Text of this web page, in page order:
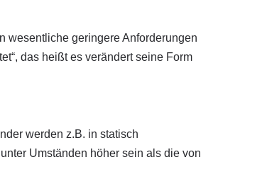
wesentliche geringere Anforderungen
das heißt es verändert seine Form
werden z.B. in statisch
Umständen höher sein als die von